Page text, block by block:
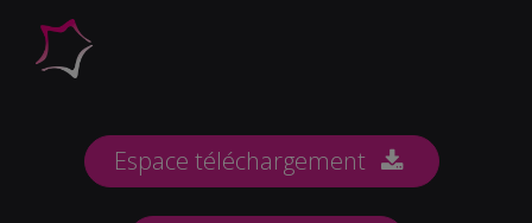
Espace téléchargement